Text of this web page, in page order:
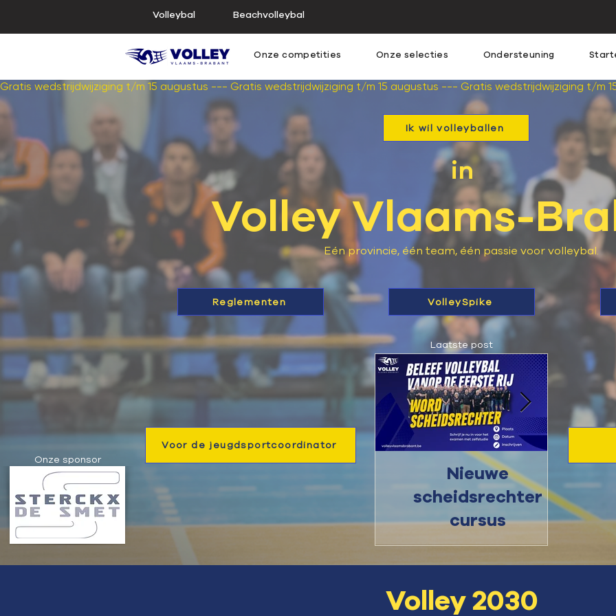
Volleybal Beachvolleybal
Onze competities Onze selecties Ondersteuning
Gratis wedstrijdwijziging t/m 15 augustus ---
Ik wil volleyballen
in
Volley Vlaams-
Eén provincie, één team, één passie voor volleybal.
Reglementen VolleySpike
Laatste post
Onze sponsor
Voor de jeugdsportcoordinator
Nieuwe
scheidsrechter
cursus
Volley 2030